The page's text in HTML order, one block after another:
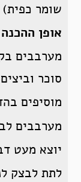
שומר כפית)
אופן
מערבבים
סוכר
מוסיפים
מערבבים
יוצא מעט
לתת לבצק